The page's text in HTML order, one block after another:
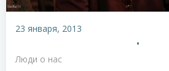
23 января, 2013
•
Люди о нас